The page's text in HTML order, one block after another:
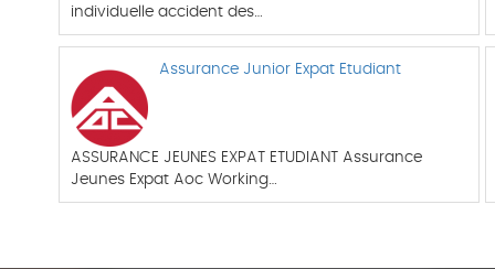
individuelle accident des…
Assurance Junior Expat Etudiant
ASSURANCE JEUNES EXPAT ETUDIANT Assurance
Jeunes Expat Aoc Working…